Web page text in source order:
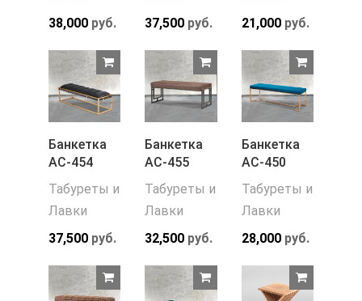
38,000 руб.
37,500 руб.
21,000руб.
Банкетка
АС-454
Табуреты и
Лавки
37,500 руб.
Банкетка
АС-455
Табуреты и
Лавки
32,500 руб.
Банкетка
АС-450
Табуреты и
Лавки
28,000руб.